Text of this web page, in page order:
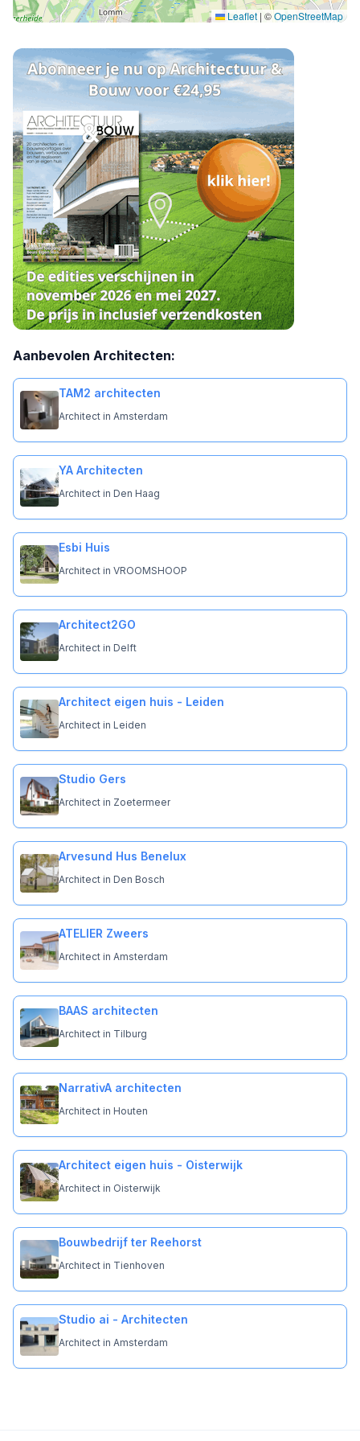
Leaflet | ©OpenStreetMap
Aanbevolen Architecten:
TAM2 architecten
Architect in Amsterdam
YA Architecten
Architect in Den Haag
Esbi Huis
Architect in VROOMSHOOP
Architect2GO
Architect in Delft
Architect eigen huis - Leiden
Architect in Leiden
Studio Gers
Architect in Zoetermeer
Arvesund Hus Benelux
Architect in Den Bosch
ATELIER Zweers
Architect in Amsterdam
BAAS architecten
Architect in Tilburg
NarrativA architecten
Architect in Houten
Architect eigen huis - Oisterwijk
Architect in Oisterwijk
Bouwbedrijf ter Reehorst
Architect in Tienhoven
Studio ai - Architecten
Architect in Amsterdam